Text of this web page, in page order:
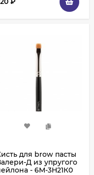
для brow пасты
Д из упругого
- 6М-3Н21К0